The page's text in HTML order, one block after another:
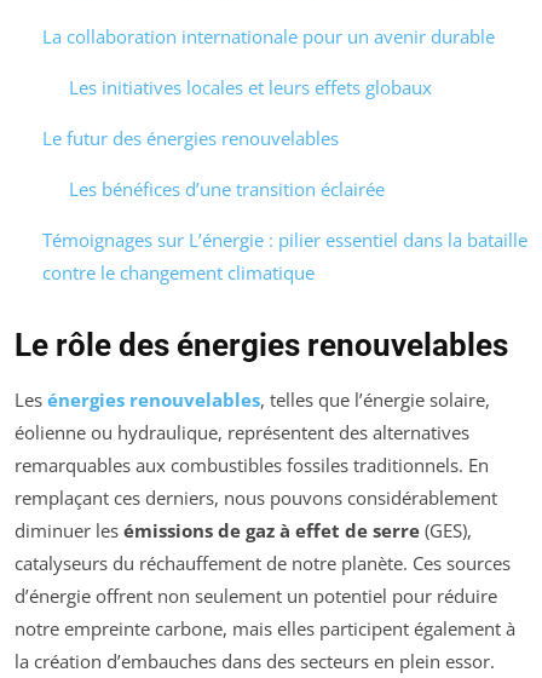
La collaboration internationale pour un avenir durable
Les initiatives locales et leurs effets globaux
Le futur des énergies renouvelables
Les bénéfices d’une transition éclairée
Témoignages sur L’énergie : pilier essentiel dans la bataille
contre le changement climatique
Le rôle des énergies renouvelables
Les énergies renouvelables, telles que l’énergie solaire,
éolienne ou hydraulique, représentent des alternatives
remarquables aux combustibles fossiles traditionnels. En
remplaçant ces derniers, nous pouvons considérablement
diminuer les émissions de gaz à effet de serre (GES),
catalyseurs du réchauffement de notre planète. Ces sources
d’énergie offrent non seulement un potentiel pour réduire
notre empreinte carbone, mais elles participent également à
la création d’embauches dans des secteurs en plein essor.